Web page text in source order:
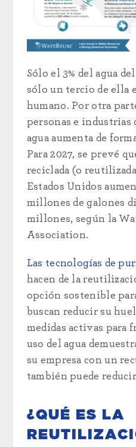
Sólo el 3% del agua
sólo un tercio de ella
humano. Por otra
personas e industrias
agua aumenta de
Para 2027, se prevé
reciclada (o
Estados Unidos
millones de galones
millones, según la
Association.
Las tecnologías de
hacen de la
opción sostenible
buscan reducir su
medidas activas para
uso del agua
su empresa con un
también puede
¿QUÉ ES LA